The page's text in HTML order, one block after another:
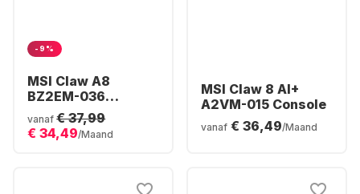
-9%
MSI Claw A8
BZ2EM-036
Console | AMD
Ryzen™ Z2 Extreme
| 24GB 1TB Win11
vanaf € 37,99
€ 34,49/Maand
MSI Claw 8 AI+
A2VM-015 Console
vanaf € 36,49/Maand